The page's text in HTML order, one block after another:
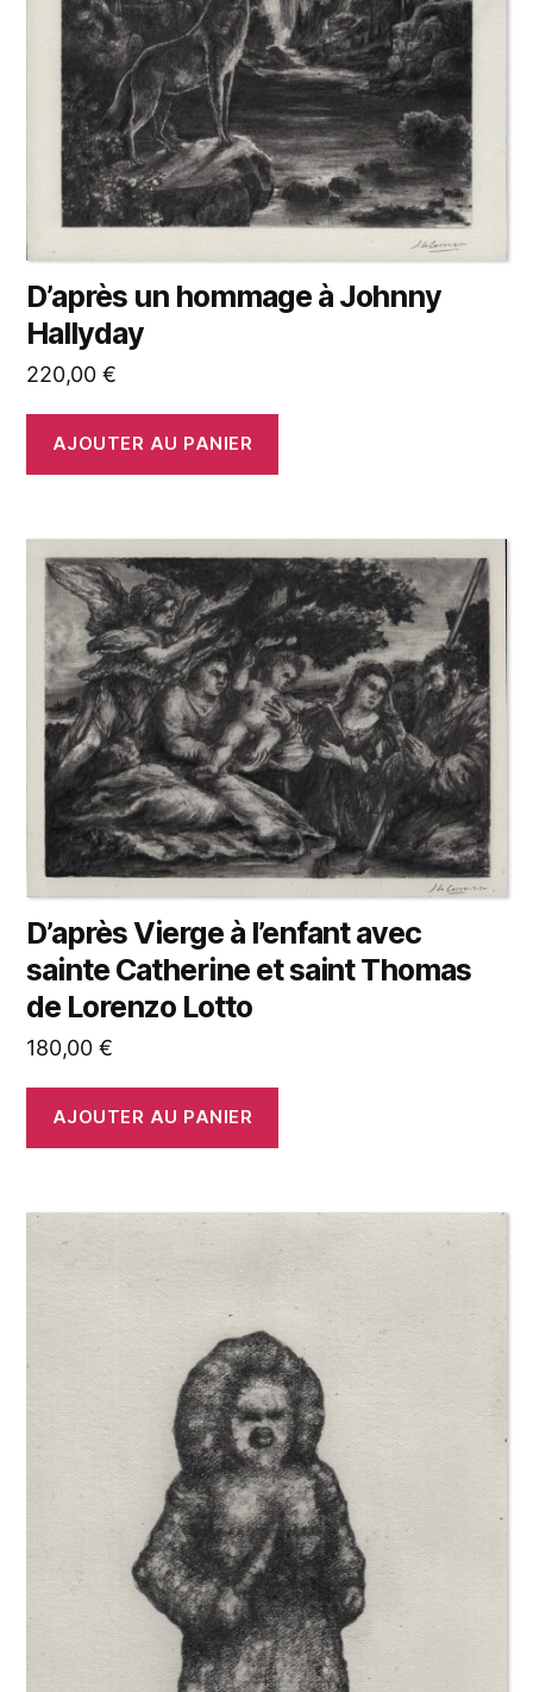
D’après un hommage à Johnny
Hallyday
220,00 €
AJOUTER AU PANIER
D’après Vierge à l’enfant avec
sainte Catherine et saint Thomas
de Lorenzo Lotto
180,00 €
AJOUTER AU PANIER